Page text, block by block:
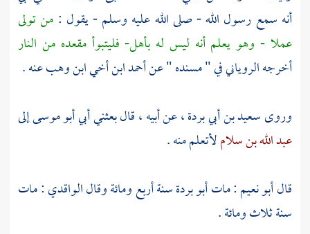
أنه سمع رسول الله - صلى الله عليه وسلم - يقول : من تولى
عملا - وهو يعلم أنه ليس له بأهل- فليتبوأ مقعده من النار
أخرجهالرويانيفي " مسنده " عنأحمد ابن أخي ابن وهبعنه .
وروىسعيد بن أبي بردة، عن أبيه ، قال بعثني أبيأبو موسىإلى
عبد الله بن سلاملأتعلم منه .
قالأبو نعيم: ماتأبو بردةسنة أربع ومائة وقالالواقدي: مات
سنة ثلاث ومائة .